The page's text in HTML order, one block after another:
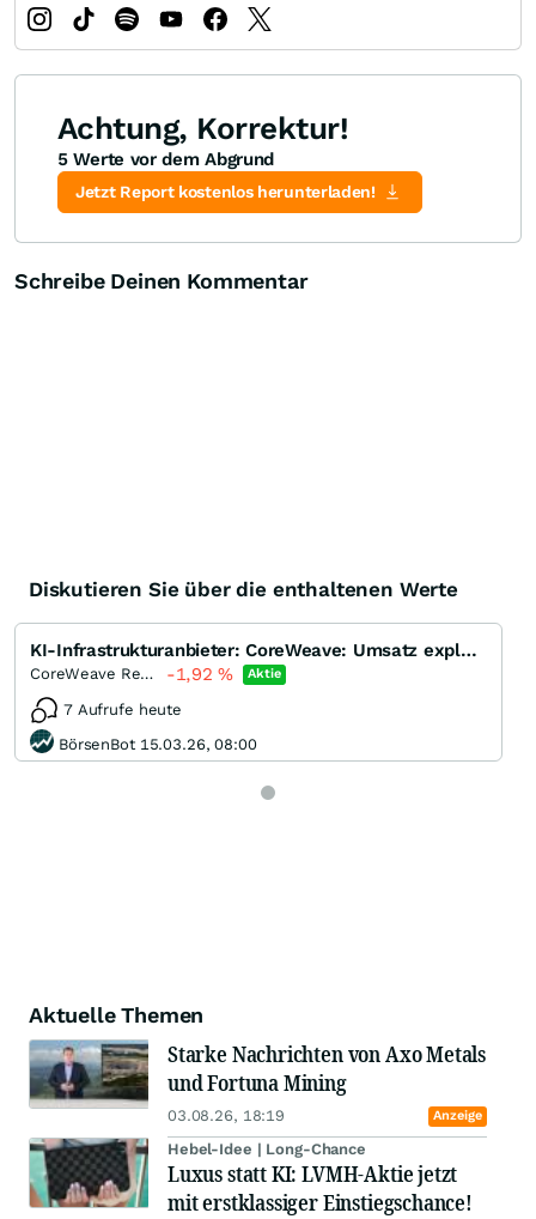
Achtung, Korrektur!
5 Werte vor dem Abgrund
Jetzt Report kostenlos herunterladen!
Schreibe Deinen Kommentar
Diskutieren Sie über die enthaltenen Werte
KI-Infrastrukturanbieter: CoreWeave: Umsatz explodiert, aber . . . – Aktie nachbörslich tiefrot
CoreWeave Registered (A) -1,92% Aktie
7 Aufrufe heute
BörsenBot 15.03.26, 08:00
Aktuelle Themen
Starke Nachrichten von Axo Metals
und Fortuna Mining
03.08.26, 18:19 Anzeige
Hebel-Idee | Long-Chance
Luxus statt KI: LVMH-Aktie jetzt
mit erstklassiger Einstiegschance!